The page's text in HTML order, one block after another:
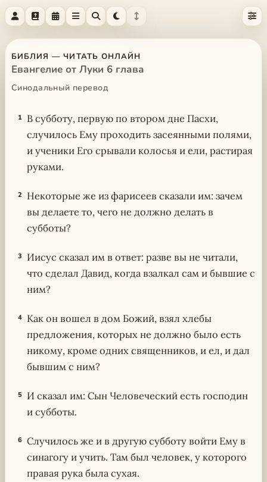
БИБЛИЯ — ЧИТАТЬ ОНЛАЙН
Евангелие от Луки 6 глава
Синодальный перевод
1 В субботу, первую по втором дне Пасхи,
случилось Ему проходить засеянными полями,
и ученики Его срывали колосья и ели, растирая
руками.
2 Некоторые же из фарисеев сказали им: зачем
вы делаете то, чего не должно делать в
субботы?
3
Иисус сказал им в ответ: разве вы не читали,
что сделал Давид, когда взалкал сам и бывшие с
ним?
4 Как он вошел в дом Божий, взял хлебы
предложения, которых не должно было есть
никому, кроме одних священников, и ел, и дал
бывшим с ним?
5 И сказал им: Сын Человеческий есть господин
и субботы.
6 Случилось же и в другую субботу войти Ему в
синагогу и учить. Там был человек, у которого
правая рука была сухая.